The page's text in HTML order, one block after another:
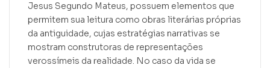
Jesus Segundo Mateus, possuem elementos que
permitem sua leitura como obras literárias próprias
da antiguidade, cujas estratégias narrativas se
mostram construtoras de representações
verossímeis da realidade. No caso da vida se